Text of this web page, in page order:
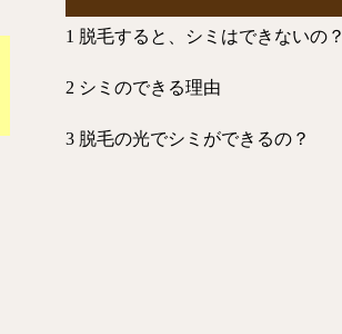
1 脱毛すると、シミはできないの？
2 シミのできる理由
3 脱毛の光でシミができるの？